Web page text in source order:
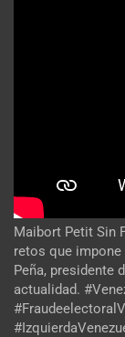
Maibort Petit Sin
retos que impone
Peña, presidente
actualidad.